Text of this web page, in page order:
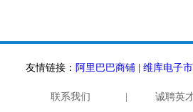
友情链接： 阿里巴巴商铺 维库电子
联系我们 诚聘英